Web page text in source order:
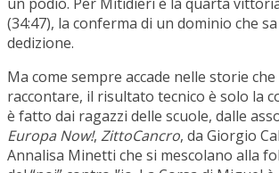
(34:47), la conferma di un dominio che
dedizione.
Ma come sempre accade nelle storie che
raccontare, il risultato tecnico è solo la
è fatto dai ragazzi delle scuole, dalle
Europa Now!, ZittoCancro, da Giorgio
Annalisa Minetti che si mescolano alla